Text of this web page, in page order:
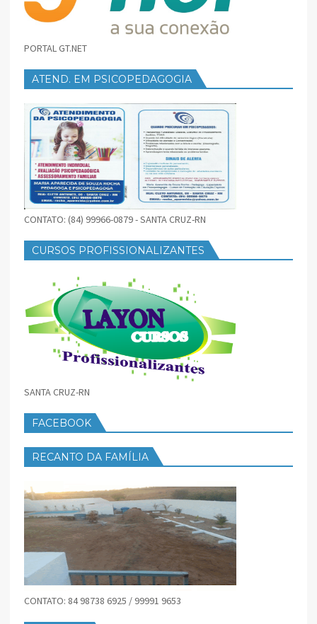
PORTAL GT.NET
ATEND. EM PSICOPEDAGOGIA
CONTATO: (84) 99966-0879 - SANTA CRUZ-RN
CURSOS PROFISSIONALIZANTES
SANTA CRUZ-RN
FACEBOOK
RECANTO DA FAMÍLIA
CONTATO: 84 98738 6925 / 99991 9653